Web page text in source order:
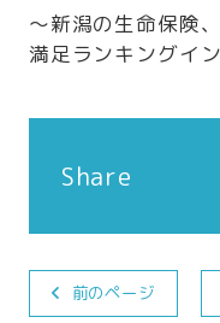
～新潟の生命保険
満足ランキングイ
Share
前のページ